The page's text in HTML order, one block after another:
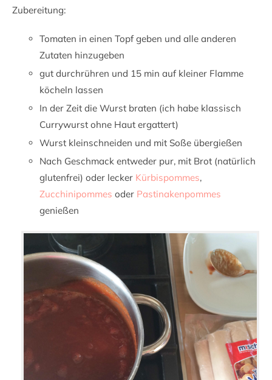
Zubereitung:
Tomaten in einen Topf geben und alle anderen
Zutaten hinzugeben
gut durchrühren und 15 min auf kleiner Flamme
köcheln lassen
In der Zeit die Wurst braten (ich habe klassisch
Currywurst ohne Haut ergattert)
Wurst kleinschneiden und mit Soße übergießen
Nach Geschmack entweder pur, mit Brot (natürlich
glutenfrei) oder lecker Kürbispommes,
Zucchinipommes oder Pastinakenpommes
genießen